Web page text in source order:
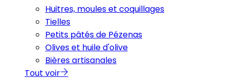
Huitres, moules et coquillages
Tielles
Petits pâtés de Pézenas
Olives et huile d'olive
Bières artisanales
Tout voir